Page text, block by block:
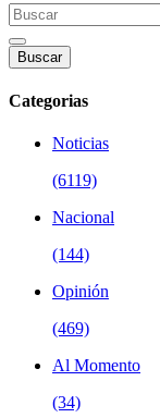
Buscar
Categorias
Noticias
(6119)
Nacional
(144)
Opinión
(469)
Al Momento
(34)